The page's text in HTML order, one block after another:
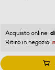
Acquisto online:
Ritiro in negozio: